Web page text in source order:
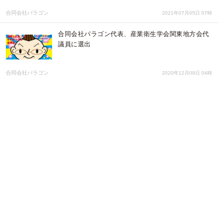
合同会社パラゴン 2021年07月05日 07時
合同会社パラゴン代表、産業衛生学会関東地方会代
議員に選出
合同会社パラゴン 2020年12月09日 04時